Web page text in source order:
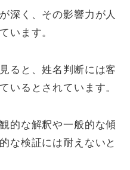
深く、その影響力が人
います。
ると、姓名判断には客
いるとされています。
的な解釈や一般的な傾
な検証には耐えないと